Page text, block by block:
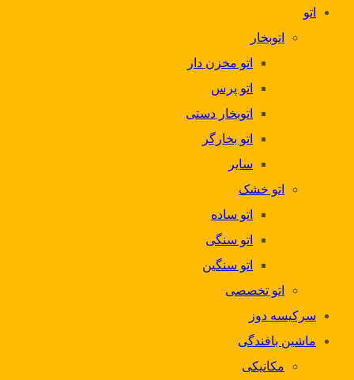
اتو
اتوبخار
اتو مخزن دار
اتو پرس
اتوبخار دستی
اتو بخارگر
سایر
اتو خشک
اتو ساده
اتو سنگی
اتو سنگین
اتو تخصصی
سرکیسه دوز
ماشین بافندگی
مکانیکی